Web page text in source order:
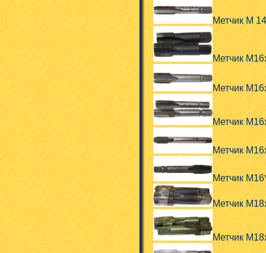
Метчик М
Метчик
Метчик
Метчик
Метчик
Метчик
Метчик
Метчик